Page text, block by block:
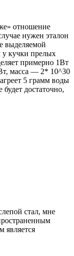
отношение
нужен эталон
выделяемой
у кучки прелых
примерно 1Вт
масса — 2* 10^30
5 грамм воды
будет достаточно,
стал, мне
является